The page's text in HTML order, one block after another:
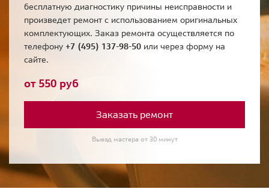
бесплатную диагностику причины неисправности и
произведет ремонт с использованием оригинальных
комплектующих. Заказ ремонта осуществляется по
телефону +7 (495) 137-98-50 или через форму на
сайте.
от 550 руб
Заказать ремонт
Выезд мастера от 30 минут